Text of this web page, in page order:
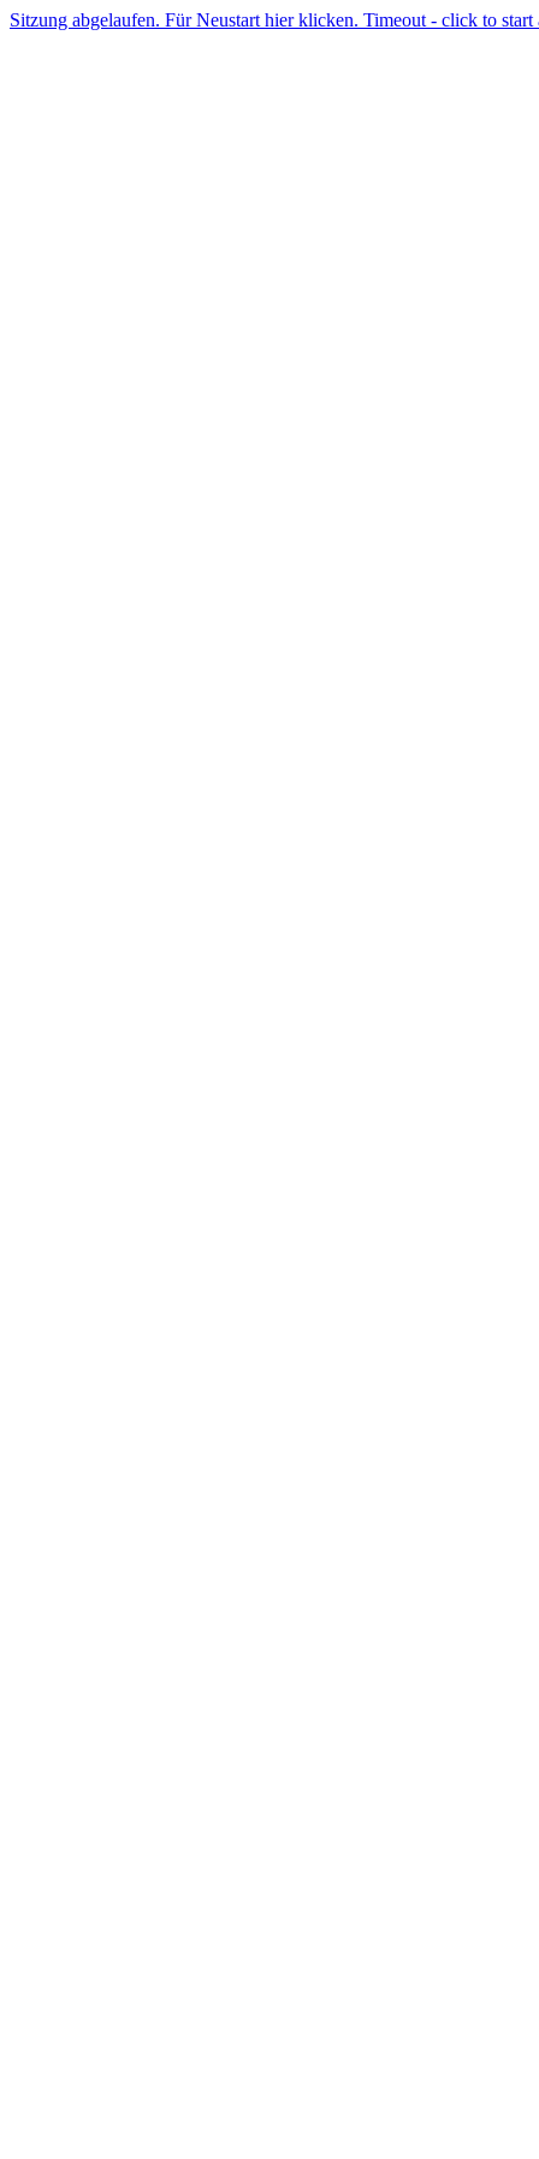
Sitzung abgelaufen. Für Neustart hier klicken. Timeout - click to start